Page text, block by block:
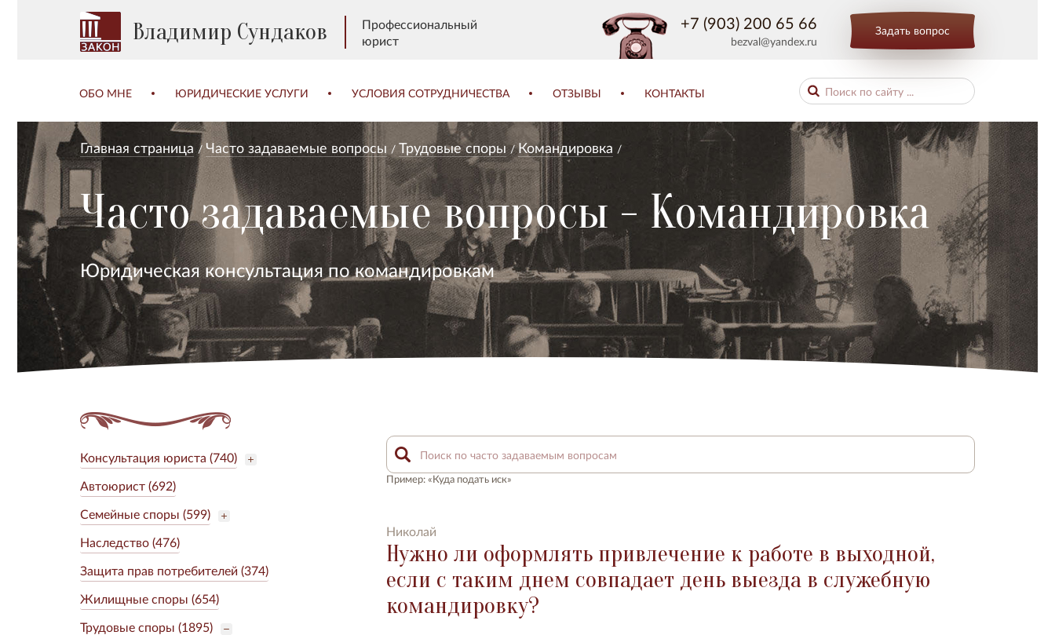
Владимир Сундаков
Профессиональный
юрист
+7 (903) 200 65 66
bezval@yandex.ru
Задать вопрос
ОБО МНЕ ЮРИДИЧЕСКИЕ УСЛУГИ УСЛОВИЯ СОТРУДНИЧЕСТВА ОТЗЫВЫ КОНТАКТЫ
Главная страница Часто задаваемые вопросы Трудовые споры Командировка
Часто задаваемые вопросы - Командировка
Юридическая консультация по командировкам
Консультация юриста (740)
Автоюрист (692)
Семейные споры (599)
Наследство (476)
Защита прав потребителей (374)
Жилищные споры (654)
Трудовые споры (1895)
Пример: «Куда подать иск»
Николай
Нужно ли оформлять привлечение к работе в выходной,
если с таким днем совпадает день выезда в служебную
командировку?